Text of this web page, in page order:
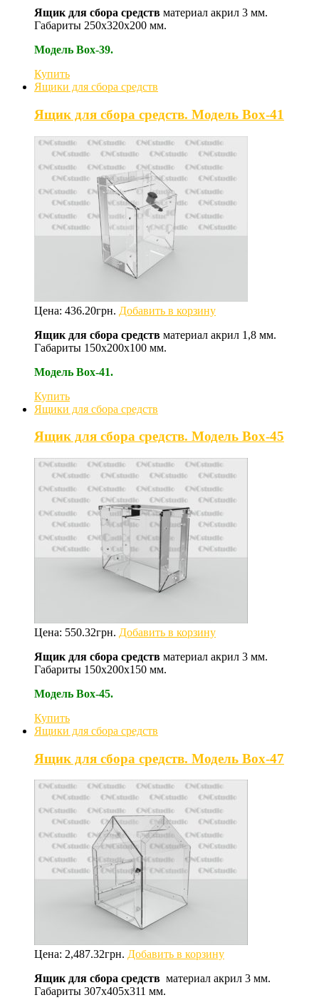
Ящик для сбора средств материал акрил 3 мм.
Габариты 250х320х200 мм.
Модель Box-39.
Купить
Ящики для сбора средств
Ящик для сбора средств. Модель Box-41
Цена: 436.20грн. Добавить в корзину
Ящик для сбора средств материал акрил 1,8 мм.
Габариты 150х200х100 мм.
Модель Box-41.
Купить
Ящики для сбора средств
Ящик для сбора средств. Модель Box-45
Цена: 550.32грн. Добавить в корзину
Ящик для сбора средств материал акрил 3 мм.
Габариты 150х200х150 мм.
Модель Box-45.
Купить
Ящики для сбора средств
Ящик для сбора средств. Модель Box-47
Цена: 2,487.32грн. Добавить в корзину
Ящик для сбора средств материал акрил 3 мм.
Габариты 307х405х311 мм.